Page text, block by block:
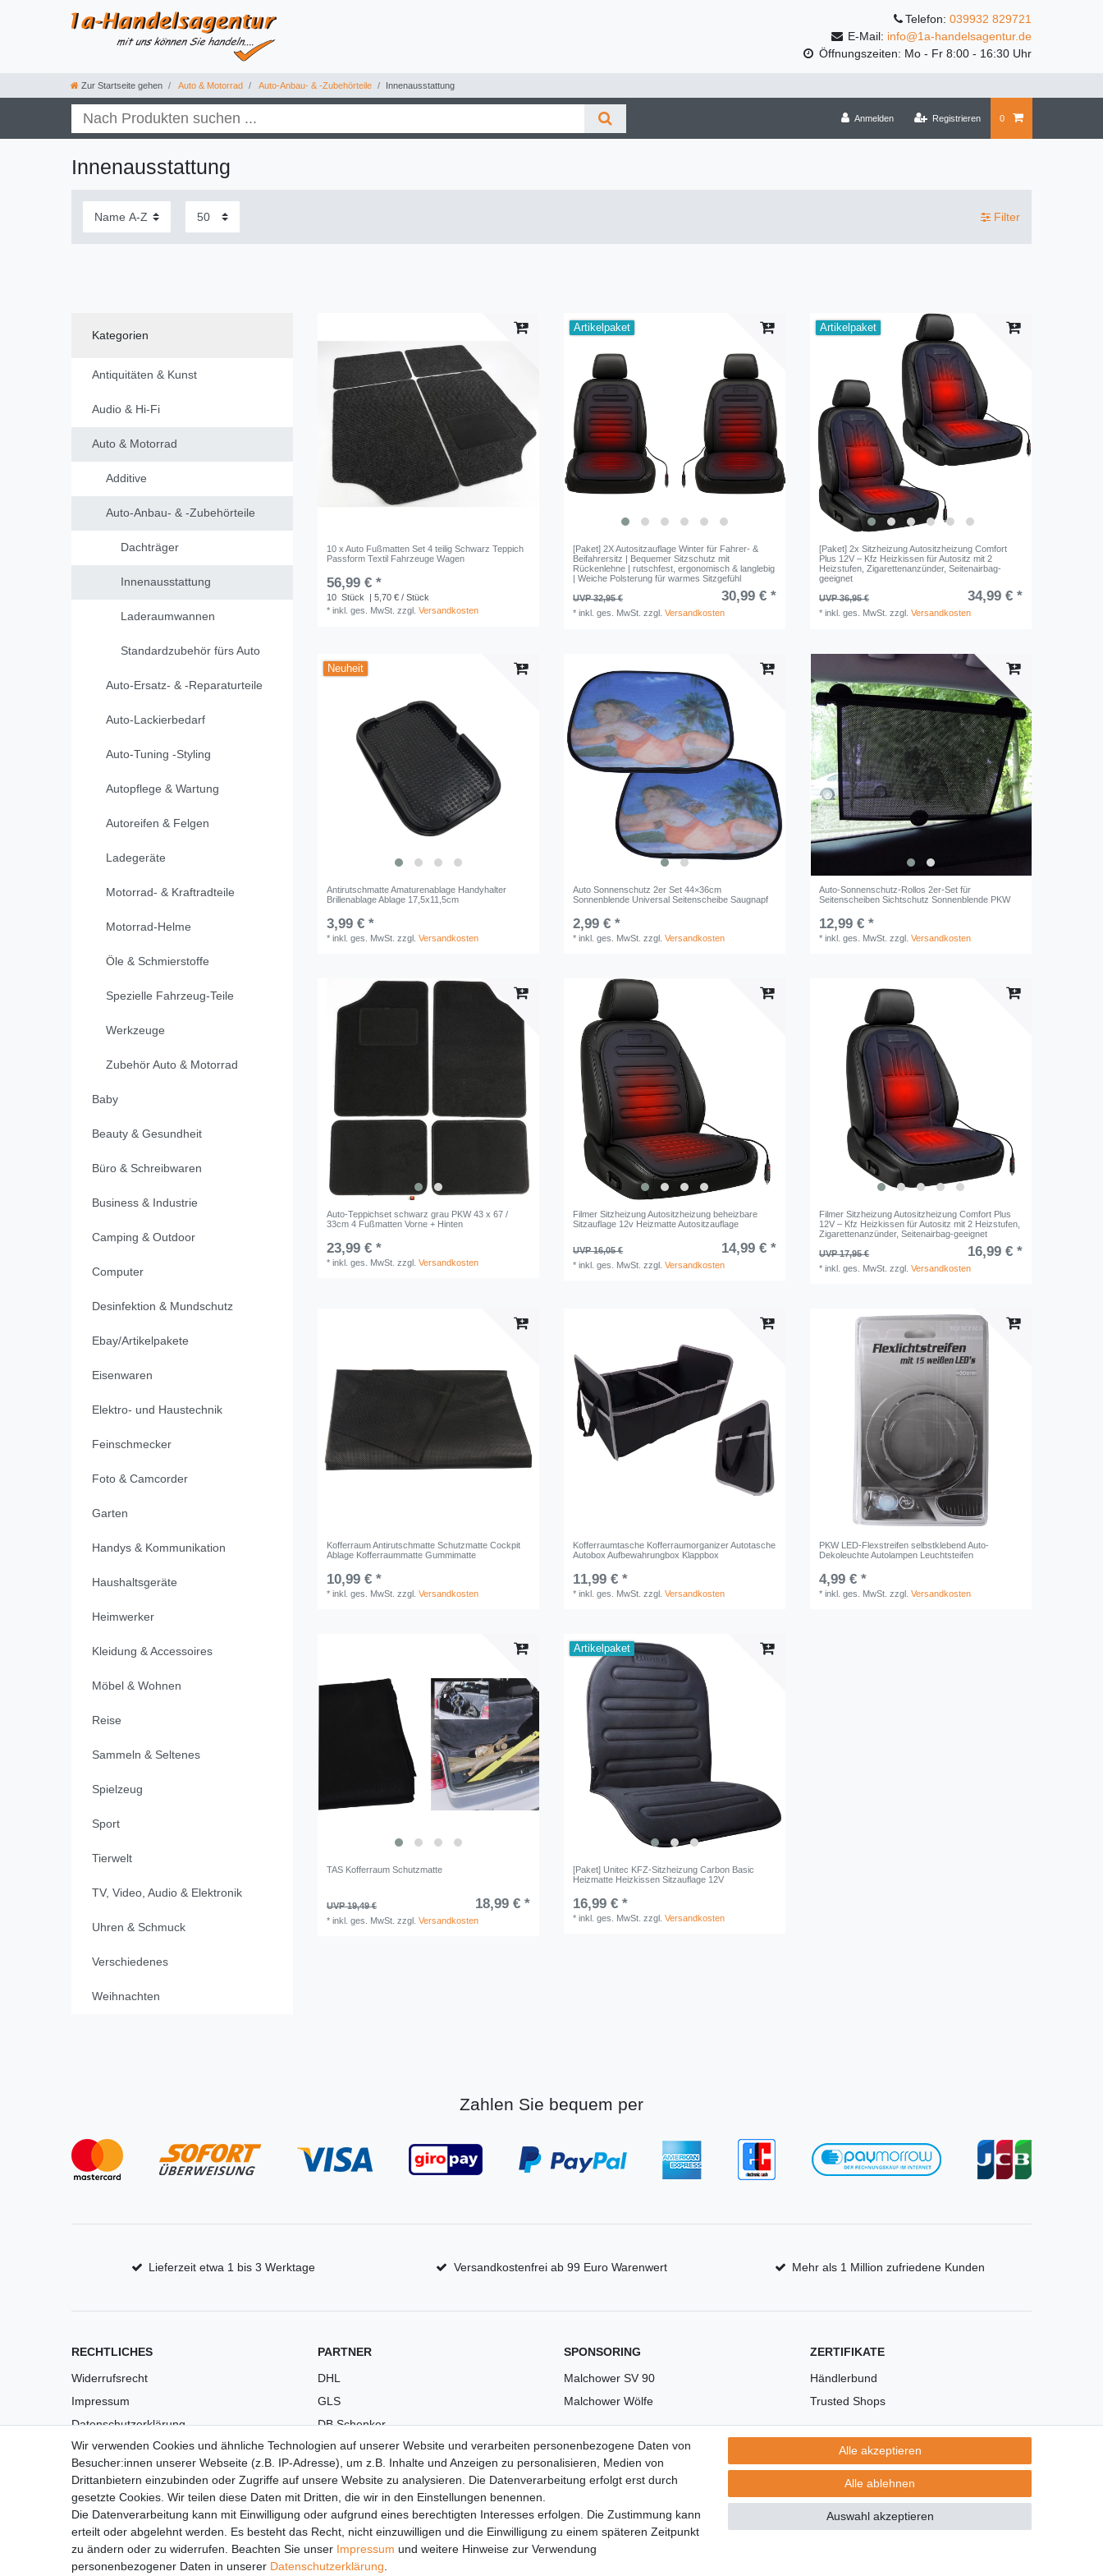
Telefon: 039932 829721
E-Mail: info@1a-handelsagentur.de
Öffnungszeiten: Mo - Fr 8:00 - 16:30 Uhr
Zur Startseite gehen Auto & Motorrad Auto-Anbau- & -Zubehörteile Innenausstattung
Anmelden Registrieren 0
Innenausstattung
Filter
Kategorien
Antiquitäten & Kunst
Audio & Hi-Fi
Auto & Motorrad
Additive
Auto-Anbau- & -Zubehörteile
Dachträger
Innenausstattung
Laderaumwannen
Standardzubehör fürs Auto
Auto-Ersatz- & -Reparaturteile
Auto-Lackierbedarf
Auto-Tuning -Styling
Autopflege & Wartung
Autoreifen & Felgen
Ladegeräte
Motorrad- & Kraftradteile
Motorrad-Helme
Öle & Schmierstoffe
Spezielle Fahrzeug-Teile
Werkzeuge
Zubehör Auto & Motorrad
Baby
Beauty & Gesundheit
Büro & Schreibwaren
Business & Industrie
Camping & Outdoor
Computer
Desinfektion & Mundschutz
Ebay/Artikelpakete
Eisenwaren
Elektro- und Haustechnik
Feinschmecker
Foto & Camcorder
Garten
Handys & Kommunikation
Haushaltsgeräte
Heimwerker
Kleidung & Accessoires
Möbel & Wohnen
Reise
Sammeln & Seltenes
Spielzeug
Sport
Tierwelt
TV, Video, Audio & Elektronik
Uhren & Schmuck
Verschiedenes
Weihnachten
10 x Auto Fußmatten Set 4 teilig Schwarz Teppich
Passform Textil Fahrzeuge Wagen
56,99 € *
10 Stück
| 5,70 € / Stück
*inkl. ges. MwSt. zzgl.Versandkosten
Artikelpaket
[Paket] 2X Autositzauflage Winter für Fahrer- &
Beifahrersitz | Bequemer Sitzschutz mit
Rückenlehne | rutschfest, ergonomisch & langlebig
| Weiche Polsterung für warmes Sitzgefühl
UVP 32,95 €
30,99 € *
*inkl. ges. MwSt. zzgl.Versandkosten
Artikelpaket
[Paket] 2x Sitzheizung Autositzheizung Comfort
Plus 12V – Kfz Heizkissen für Autositz mit 2
Heizstufen, Zigarettenanzünder, Seitenairbag-
geeignet
UVP 36,95 €
34,99 € *
*inkl. ges. MwSt. zzgl.Versandkosten
Neuheit
Antirutschmatte Amaturenablage Handyhalter
Brillenablage Ablage 17,5x11,5cm
3,99 € *
*inkl. ges. MwSt. zzgl.Versandkosten
Auto Sonnenschutz 2er Set 44×36cm
Sonnenblende Universal Seitenscheibe Saugnapf
2,99 € *
*inkl. ges. MwSt. zzgl.Versandkosten
Auto-Sonnenschutz-Rollos 2er-Set für
Seitenscheiben Sichtschutz Sonnenblende PKW
12,99 € *
*inkl. ges. MwSt. zzgl.Versandkosten
Auto-Teppichset schwarz grau PKW 43 x 67 /
33cm 4 Fußmatten Vorne + Hinten
23,99 € *
*inkl. ges. MwSt. zzgl.Versandkosten
Filmer Sitzheizung Autositzheizung beheizbare
Sitzauflage 12v Heizmatte Autositzauflage
UVP 16,05 € 14,99 € *
*inkl. ges. MwSt. zzgl.Versandkosten
Filmer Sitzheizung Autositzheizung Comfort Plus
12V – Kfz Heizkissen für Autositz mit 2 Heizstufen,
Zigarettenanzünder, Seitenairbag-geeignet
UVP 17,95 €
16,99 € *
*inkl. ges. MwSt. zzgl.Versandkosten
Kofferraum Antirutschmatte Schutzmatte Cockpit
Ablage Kofferraummatte Gummimatte
10,99 € *
*inkl. ges. MwSt. zzgl.Versandkosten
Kofferraumtasche Kofferraumorganizer Autotasche
Autobox Aufbewahrungbox Klappbox
11,99 € *
*inkl. ges. MwSt. zzgl.Versandkosten
PKW LED-Flexstreifen selbstklebend Auto-
Dekoleuchte Autolampen Leuchtsteifen
4,99 € *
*inkl. ges. MwSt. zzgl.Versandkosten
TAS Kofferraum Schutzmatte
UVP 19,49 € 18,99 € *
*inkl. ges. MwSt. zzgl.Versandkosten
Artikelpaket
[Paket] Unitec KFZ-Sitzheizung Carbon Basic
Heizmatte Heizkissen Sitzauflage 12V
16,99 € *
*inkl. ges. MwSt. zzgl.Versandkosten
Zahlen Sie bequem per
Lieferzeit etwa 1 bis 3 Werktage Versandkostenfrei ab 99 Euro Warenwert Mehr als 1 Million zufriedene Kunden
RECHTLICHES
Widerrufsrecht
Impressum
Datenschutzerklärung
AGB
Versandkosten
Barrierefreiheit
Anleitungen
Vertrag widerrufen
PARTNER
DHL
GLS
DB Schenker
PaketPLUS
SPONSORING
Malchower SV 90
Malchower Wölfe
ZERTIFIKATE
Händlerbund
Trusted Shops
Wir verwenden Cookies und ähnliche Technologien auf unserer Website und verarbeiten personenbezogene Daten von
Besucher:innen unserer Webseite (z.B. IP-Adresse), um z.B. Inhalte und Anzeigen zu personalisieren, Medien von
Drittanbietern einzubinden oder Zugriffe auf unsere Website zu analysieren. Die Datenverarbeitung erfolgt erst durch
gesetzte Cookies. Wir teilen diese Daten mit Dritten, die wir in den Einstellungen benennen.
Die Datenverarbeitung kann mit Einwilligung oder aufgrund eines berechtigten Interesses erfolgen. Die Zustimmung kann
erteilt oder abgelehnt werden. Es besteht das Recht, nicht einzuwilligen und die Einwilligung zu einem späteren Zeitpunkt
zu ändern oder zu widerrufen. Beachten Sie unser Impressum und weitere Hinweise zur Verwendung
personenbezogener Daten in unserer Daten­schutz­erklärung
Alle akzeptieren
Alle ablehnen
Auswahl akzeptieren